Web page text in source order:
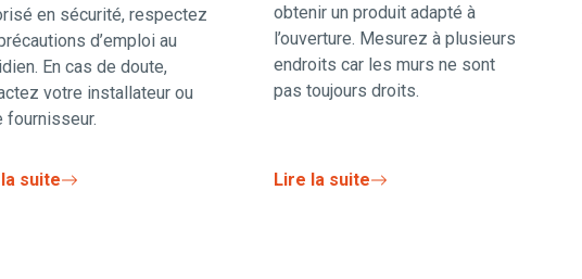
en sécurité, respectez
d’emploi au
En cas de doute,
votre installateur ou
fournisseur.
suite
obtenir un produit adapté à
l’ouverture. Mesurez à plusieurs
endroits car les murs ne sont
pas toujours droits.
Lire la suite